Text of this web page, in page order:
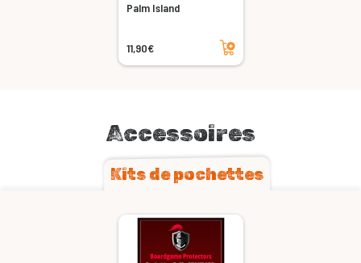
Palm Island
11,90€
Ajouter au panier
Accessoires
Kits de pochettes